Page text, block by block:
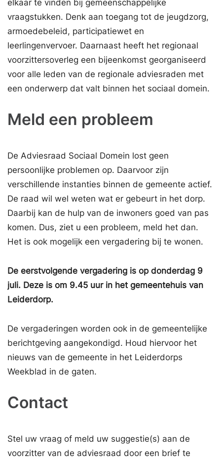
elkaar te vinden bij gemeenschappelijke
vraagstukken. Denk aan toegang tot de jeugdzorg,
armoedebeleid, participatiewet en
leerlingenvervoer. Daarnaast heeft het regionaal
voorzittersoverleg een bijeenkomst georganiseerd
voor alle leden van de regionale adviesraden met
een onderwerp dat valt binnen het sociaal domein.
Meld een probleem
De Adviesraad Sociaal Domein lost geen
persoonlijke problemen op. Daarvoor zijn
verschillende instanties binnen de gemeente actief.
De raad wil wel weten wat er gebeurt in het dorp.
Daarbij kan de hulp van de inwoners goed van pas
komen. Dus, ziet u een probleem, meld het dan.
Het is ook mogelijk een vergadering bij te wonen.
De eerstvolgende vergadering is op donderdag 9
juli. Deze is om 9.45 uur in het gemeentehuis van
Leiderdorp.
De vergaderingen worden ook in de gemeentelijke
berichtgeving aangekondigd. Houd hiervoor het
nieuws van de gemeente in het Leiderdorps
Weekblad in de gaten.
Contact
Stel uw vraag of meld uw suggestie(s) aan de
voorzitter van de adviesraad door een brief te